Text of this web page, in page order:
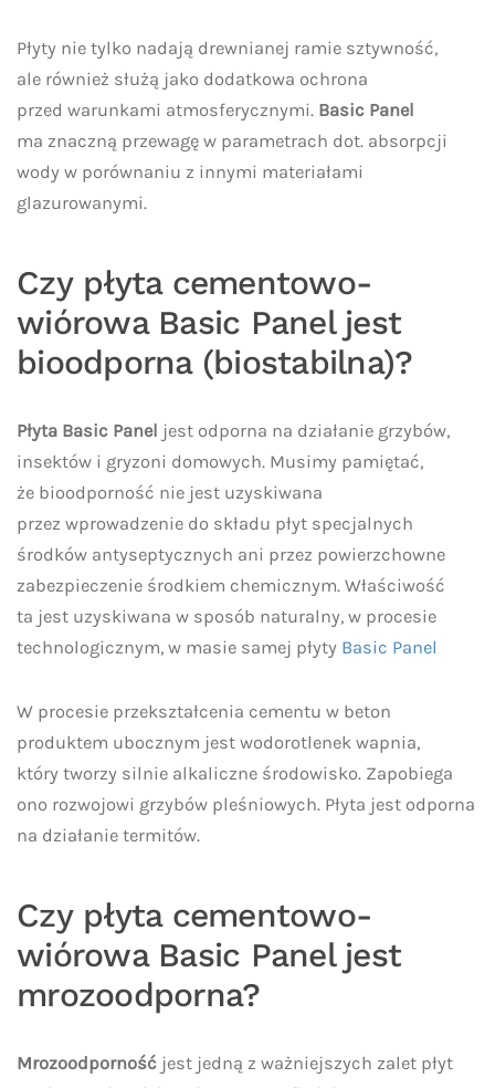
Płyty nie tylko nadają drewnianej ramie sztywność,
ale również służą jako dodatkowa ochrona
przed warunkami atmosferycznymi. Basic Panel
ma znaczną przewagę w parametrach dot. absorpcji
wody w porównaniu z innymi materiałami
glazurowanymi.
Czy płyta cementowo-
wiórowa Basic Panel jest
bioodporna (biostabilna)?
Płyta Basic Panel jest odporna na działanie grzybów,
insektów i gryzoni domowych. Musimy pamiętać,
że bioodporność nie jest uzyskiwana
przez wprowadzenie do składu płyt specjalnych
środków antyseptycznych ani przez powierzchowne
zabezpieczenie środkiem chemicznym. Właściwość
ta jest uzyskiwana w sposób naturalny, w procesie
technologicznym, w masie samej płyty Basic Panel
W procesie przekształcenia cementu w beton
produktem ubocznym jest wodorotlenek wapnia,
który tworzy silnie alkaliczne środowisko. Zapobiega
ono rozwojowi grzybów pleśniowych. Płyta jest odporna
na działanie termitów.
Czy płyta cementowo-
wiórowa Basic Panel jest
mrozoodporna?
Mrozoodporność jest jedną z ważniejszych zalet płyt